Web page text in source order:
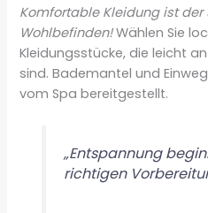
Komfortable Kleidung ist der
Wohlbefinden!Wählen Sie
Kleidungsstücke, die leicht
sind. Bademantel und
vom Spa bereitgestellt.
„Entspannung
richtigen